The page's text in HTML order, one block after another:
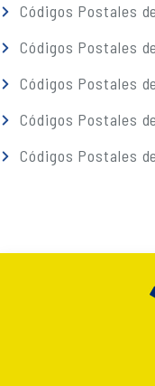
Códigos Postales
Códigos Postales
Códigos Postales
Códigos Postales
Códigos Postales